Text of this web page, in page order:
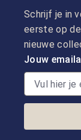
Schrijf je in
eerste op
nieuwe
Jouw